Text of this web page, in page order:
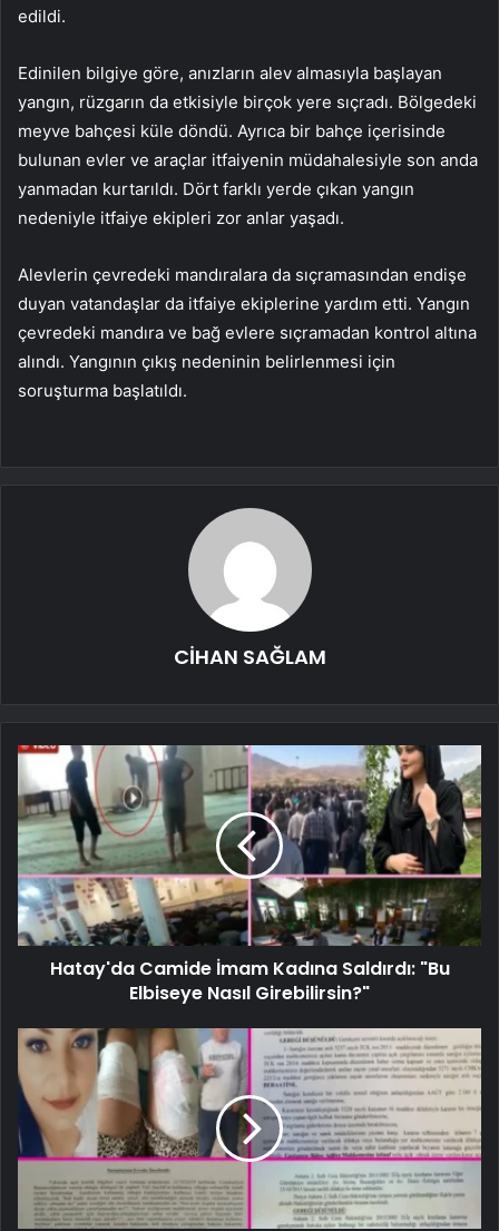
edildi.
Edinilen bilgiye göre, anızların alev almasıyla başlayan
yangın, rüzgarın da etkisiyle birçok yere sıçradı. Bölgedeki
meyve bahçesi küle döndü. Ayrıca bir bahçe içerisinde
bulunan evler ve araçlar itfaiyenin müdahalesiyle son anda
yanmadan kurtarıldı. Dört farklı yerde çıkan yangın
nedeniyle itfaiye ekipleri zor anlar yaşadı.
Alevlerin çevredeki mandıralara da sıçramasından endişe
duyan vatandaşlar da itfaiye ekiplerine yardım etti. Yangın
çevredeki mandıra ve bağ evlere sıçramadan kontrol altına
alındı. Yangının çıkış nedeninin belirlenmesi için
soruşturma başlatıldı.
CİHAN SAĞLAM
Hatay'da Camide İmam Kadına Saldırdı: "Bu
Elbiseye Nasıl Girebilirsin?"